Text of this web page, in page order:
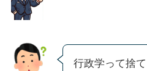
行政学って捨